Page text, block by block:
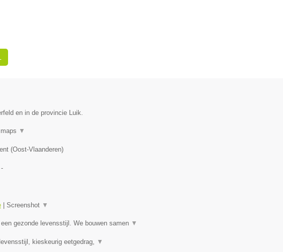
en in de provincie Luik.
▼
(Oost-Vlaanderen)
-
| Screenshot ▼
gezonde levensstijl. We bouwen samen ▼
kieskeurig eetgedrag, ▼